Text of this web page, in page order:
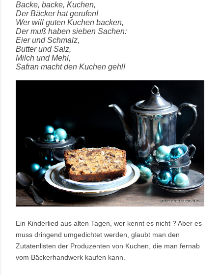
Backe, backe, Kuchen,
Der Bäcker hat gerufen!
Wer will guten Kuchen backen,
Der muß haben sieben Sachen:
Eier und Schmalz,
Butter und Salz,
Milch und Mehl,
Safran macht den Kuchen gehl!
Ein Kinderlied aus alten Tagen, wer kennt es nicht ? Aber es
muss dringend umgedichtet werden, glaubt man den
Zutatenlisten der Produzenten von Kuchen, die man fernab
vom Bäckerhandwerk kaufen kann.